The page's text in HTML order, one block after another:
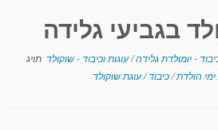
בגביעי גלידה
- יומולדת גלידה/עוגות וכיבוד - שוקולד תויג
ימי הולדת/כיבוד/עוגת שוקולד